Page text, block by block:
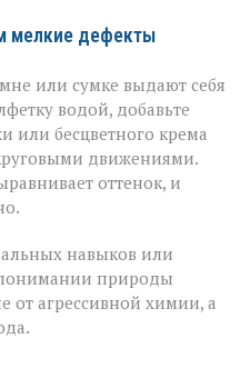
мелкие дефекты
или сумке выдают себя
водой, добавьте
или бесцветного крема
движениями.
оттенок, и
навыков или
понимании природы
от агрессивной химии, а